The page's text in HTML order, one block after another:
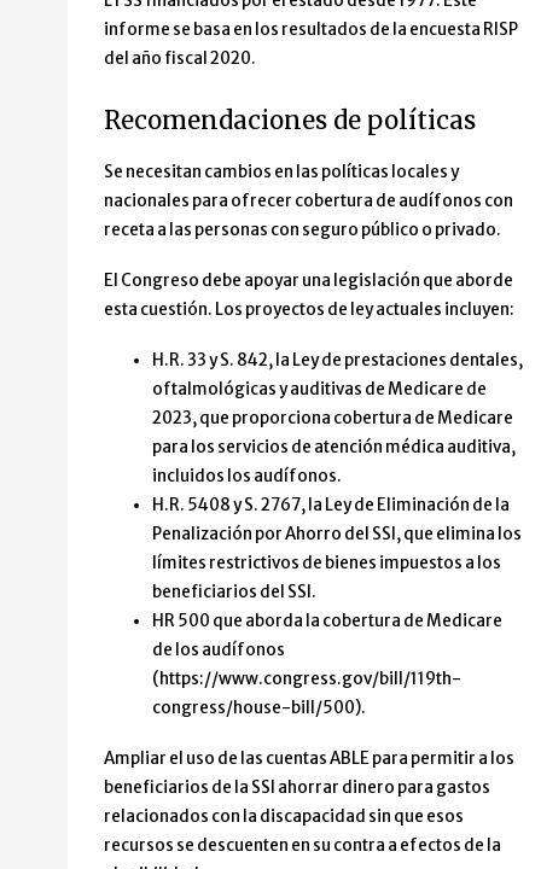
informe se basa en los resultados de la encuesta RISP
del año fiscal 2020.
Recomendaciones de políticas
Se necesitan cambios en las políticas locales y
nacionales para ofrecer cobertura de audífonos con
receta a las personas con seguro público o privado.
El Congreso debe apoyar una legislación que aborde
esta cuestión. Los proyectos de ley actuales incluyen:
H.R. 33 y S. 842, la Ley de prestaciones dentales,
oftalmológicas y auditivas de Medicare de
2023, que proporciona cobertura de Medicare
para los servicios de atención médica auditiva,
incluidos los audífonos.
H.R. 5408 y S. 2767, la Ley de Eliminación de la
Penalización por Ahorro del SSI, que elimina los
límites restrictivos de bienes impuestos a los
beneficiarios del SSI.
HR 500 que aborda la cobertura de Medicare
de los audífonos
(https://www.congress.gov/bill/119th-
congress/house-bill/500).
Ampliar el uso de las cuentas ABLE para permitir a los
beneficiarios de la SSI ahorrar dinero para gastos
relacionados con la discapacidad sin que esos
recursos se descuenten en su contra a efectos de la